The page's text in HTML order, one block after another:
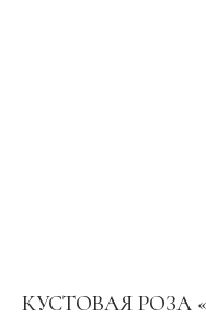
КУСТОВАЯ РОЗА